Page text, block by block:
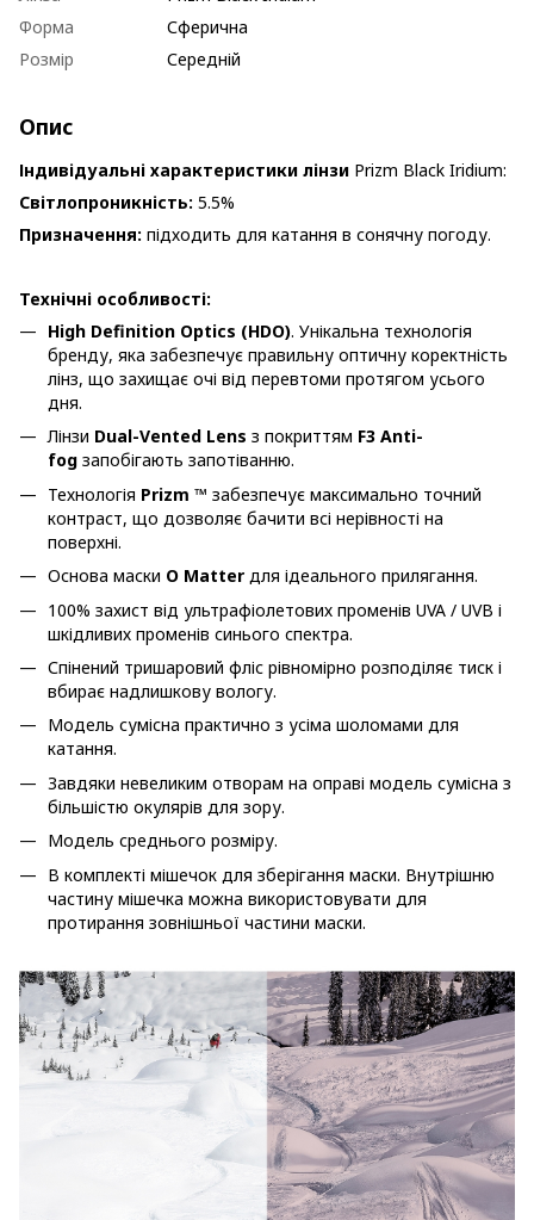
Форма
Сферична
Розмір
Середній
Опис
Індивідуальні характеристики лінзи Prizm Black Iridium:
Світлопроникність: 5.5%
Призначення: підходить для катання в сонячну погоду.
Технічні особливості:
High Definition Optics (HDO). Унікальна технологія
бренду, яка забезпечує правильну оптичну коректність
лінз, що захищає очі від перевтоми протягом усього
дня.
Лінзи Dual-Vented Lens з покриттям F3 Anti-
fog запобігають запотіванню.
Технологія Prizm ™ забезпечує максимально точний
контраст, що дозволяє бачити всі нерівності на
поверхні.
Основа маски O Matter для ідеального прилягання.
100% захист від ультрафіолетових променів UVA / UVB і
шкідливих променів синього спектра.
Спінений тришаровий фліс рівномірно розподіляє тиск і
вбирає надлишкову вологу.
Модель сумісна практично з усіма шоломами для
катання.
Завдяки невеликим отворам на оправі модель сумісна з
більшістю окулярів для зору.
Модель среднього розміру.
В комплекті мішечок для зберігання маски. Внутрішню
частину мішечка можна використовувати для
протирання зовнішньої частини маски.